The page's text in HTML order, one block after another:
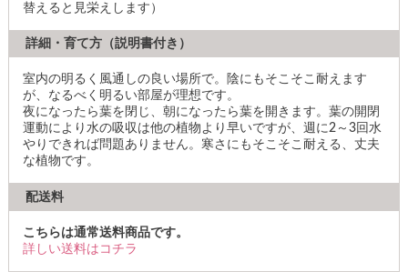
替えると見栄えします）
詳細・育て方（説明書付き）
室内の明るく風通しの良い場所で。陰にもそこそこ耐えます
が、なるべく明るい部屋が理想です。
夜になったら葉を閉じ、朝になったら葉を開きます。葉の開閉
運動により水の吸収は他の植物より早いですが、週に2～3回水
やりできれば問題ありません。寒さにもそこそこ耐える、丈夫
な植物です。
配送料
こちらは通常送料商品です。
詳しい送料はコチラ